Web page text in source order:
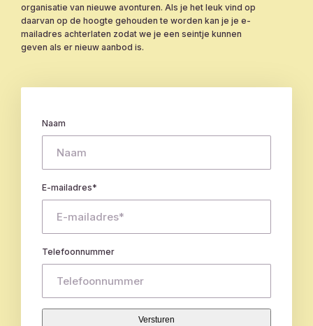
organisatie van nieuwe avonturen. Als je het leuk vind op
daarvan op de hoogte gehouden te worden kan je je e-
mailadres achterlaten zodat we je een seintje kunnen
geven als er nieuw aanbod is.
Naam
E-mailadres*
Telefoonnummer